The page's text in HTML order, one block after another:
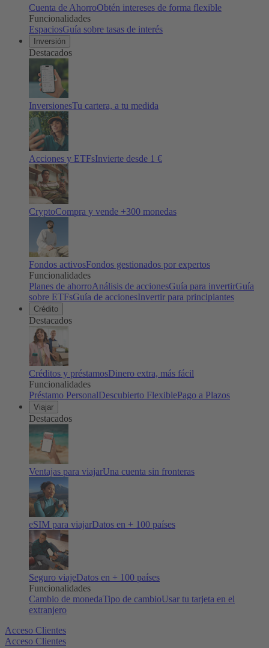
Cuenta de AhorroObtén intereses de forma flexible
Funcionalidades
EspaciosGuía sobre tasas de interés
Inversión
Destacados
InversionesTu cartera, a tu medida
Acciones y ETFsInvierte desde 1 €
CryptoCompra y vende +300 monedas
Fondos activosFondos gestionados por expertos
Funcionalidades
Planes de ahorroAnálisis de accionesGuía para invertirGuía
sobre ETFsGuía de accionesInvertir para principiantes
Crédito
Destacados
Créditos y préstamosDinero extra, más fácil
Funcionalidades
Préstamo PersonalDescubierto FlexiblePago a Plazos
Viajar
Destacados
Ventajas para viajarUna cuenta sin fronteras
eSIM para viajarDatos en + 100 países
Seguro viajeDatos en + 100 países
Funcionalidades
Cambio de monedaTipo de cambioUsar tu tarjeta en el
extranjero
Acceso Clientes
Acceso Clientes